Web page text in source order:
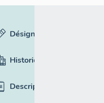
Désignation
Historique
Description